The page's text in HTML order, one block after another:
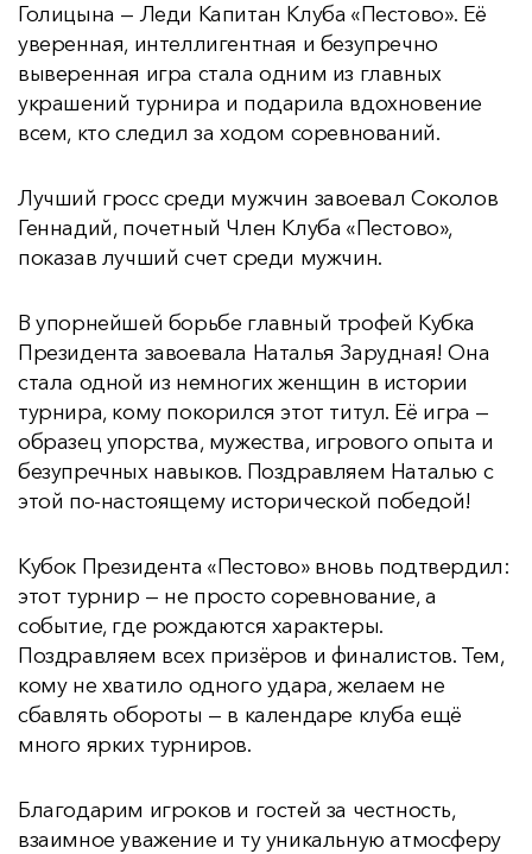
Голицына — Леди Капитан Клуба «Пестово». Её
уверенная, интеллигентная и безупречно
выверенная игра стала одним из главных
украшений турнира и подарила вдохновение
всем, кто следил за ходом соревнований.
Лучший гросс среди мужчин завоевал Соколов
Геннадий, почетный Член Клуба «Пестово»,
показав лучший счет среди мужчин.
В упорнейшей борьбе главный трофей Кубка
Президента завоевала Наталья Зарудная! Она
стала одной из немногих женщин в истории
турнира, кому покорился этот титул. Её игра —
образец упорства, мужества, игрового опыта и
безупречных навыков. Поздравляем Наталью с
этой по-настоящему исторической победой!
Кубок Президента «Пестово» вновь подтвердил:
этот турнир — не просто соревнование, а
событие, где рождаются характеры.
Поздравляем всех призёров и финалистов. Тем,
кому не хватило одного удара, желаем не
сбавлять обороты — в календаре клуба ещё
много ярких турниров.
Благодарим игроков и гостей за честность,
взаимное уважение и ту уникальную атмосферу